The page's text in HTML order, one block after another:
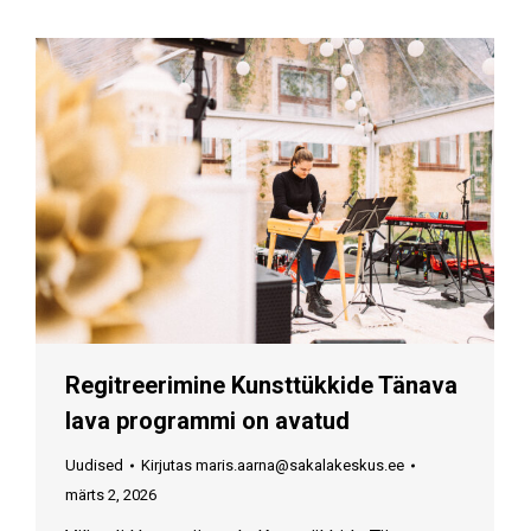
Regitreerimine Kunsttükkide Tänava
lava programmi on avatud
Uudised Kirjutas maris.aarna@sakalakeskus.ee
märts 2, 2026